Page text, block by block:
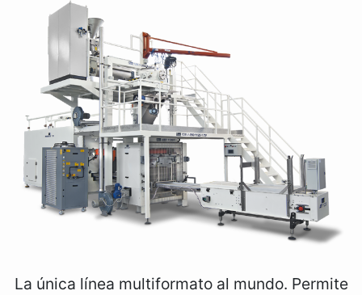
La única línea multiformato al mundo. Permite